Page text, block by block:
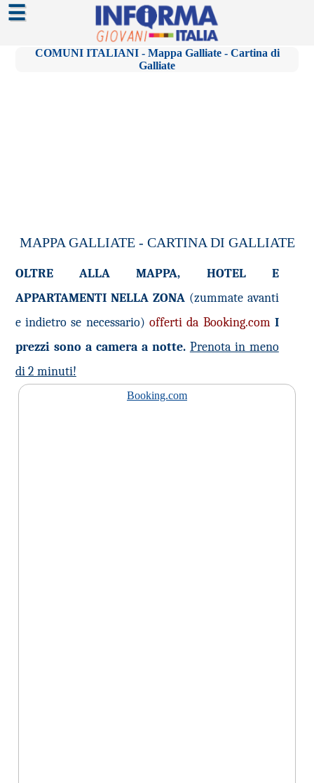
☰
COMUNI ITALIANI - Mappa Galliate - Cartina di
Galliate
MAPPA GALLIATE - CARTINA DI GALLIATE
OLTRE ALLA MAPPA, HOTEL E
APPARTAMENTI NELLA ZONA (zummate avanti
e indietro se necessario) offerti da Booking.comI
prezzi sono a camera a notte. Prenota in meno
di 2 minuti!
Booking.com